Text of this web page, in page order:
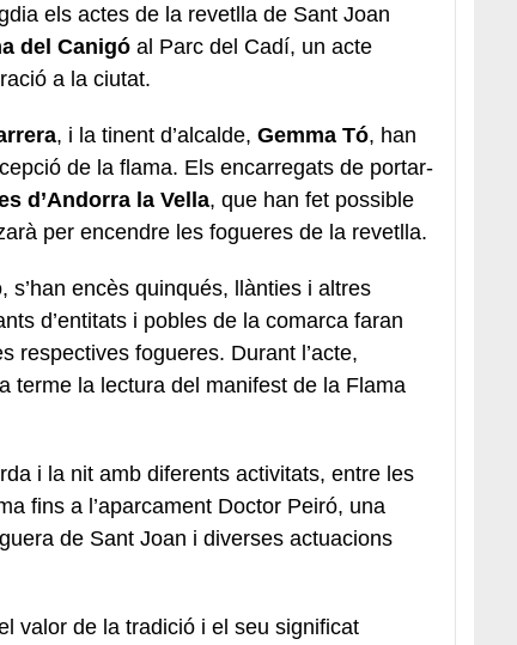
els actes de la revetlla de Sant Joan
del Canigó al Parc del Cadí, un acte
a la ciutat.
, i la tinent d’alcalde, Gemma Tó, han
de la flama. Els encarregats de portar-
d’Andorra la Vella, que han fet possible
per encendre les fogueres de la revetlla.
encès quinqués, llànties i altres
d’entitats i pobles de la comarca faran
respectives fogueres. Durant l’acte,
terme la lectura del manifest de la Flama
i la nit amb diferents activitats, entre les
fins a l’aparcament Doctor Peiró, una
de Sant Joan i diverses actuacions
valor de la tradició i el seu significat